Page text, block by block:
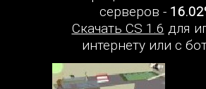
серверов -
Скачать CS 1.6 для
интернету или с